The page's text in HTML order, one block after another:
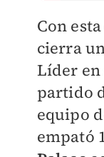
Con
cierra
Líder en
partido
equipo
empató